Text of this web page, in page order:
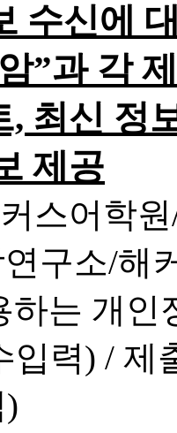
수신에
”과 각
, 최신 정
제공
스어학
구소/해
하는 개
입력) / 제